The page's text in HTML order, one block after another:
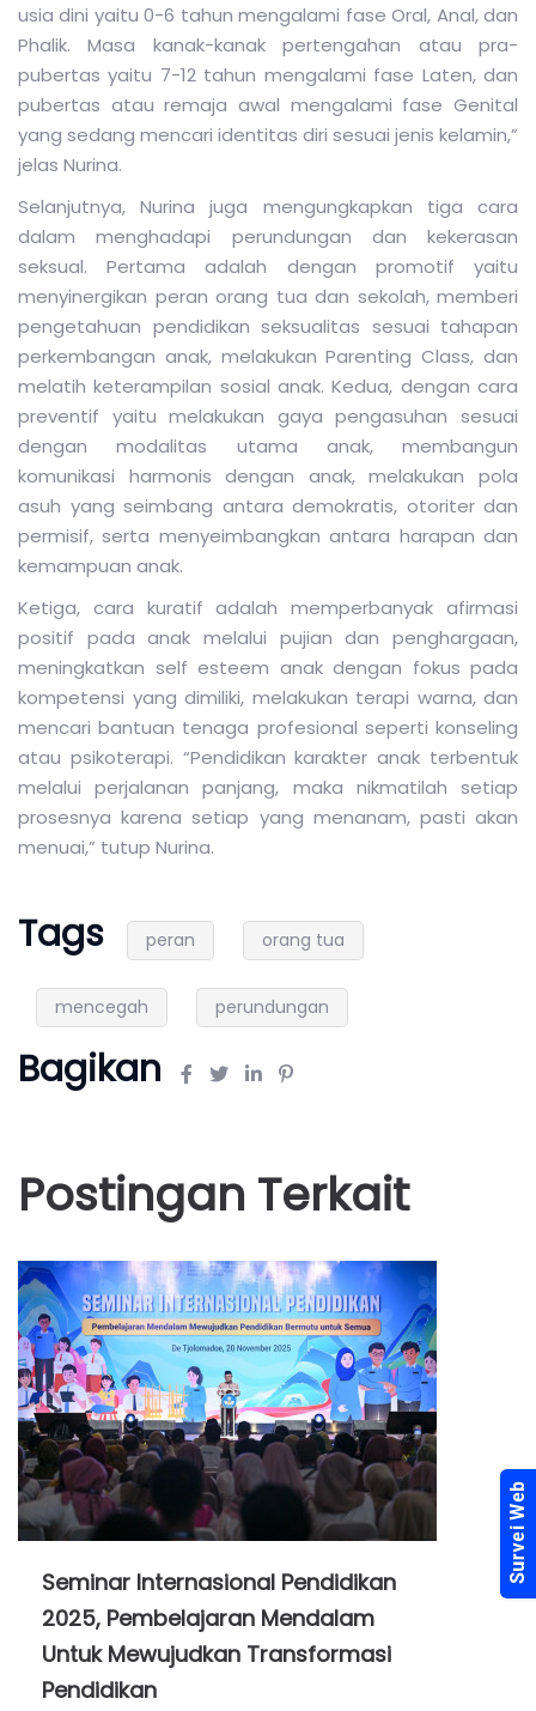
usia dini yaitu 0-6 tahun mengalami fase Oral, Anal, dan
Phalik. Masa kanak-kanak pertengahan atau pra-
pubertas yaitu 7-12 tahun mengalami fase Laten, dan
pubertas atau remaja awal mengalami fase Genital
yang sedang mencari identitas diri sesuai jenis kelamin,”
jelas Nurina.
Selanjutnya, Nurina juga mengungkapkan tiga cara
dalam menghadapi perundungan dan kekerasan
seksual. Pertama adalah dengan promotif yaitu
menyinergikan peran orang tua dan sekolah, memberi
pengetahuan pendidikan seksualitas sesuai tahapan
perkembangan anak, melakukan Parenting Class, dan
melatih keterampilan sosial anak. Kedua, dengan cara
preventif yaitu melakukan gaya pengasuhan sesuai
dengan modalitas utama anak, membangun
komunikasi harmonis dengan anak, melakukan pola
asuh yang seimbang antara demokratis, otoriter dan
permisif, serta menyeimbangkan antara harapan dan
kemampuan anak.
Ketiga, cara kuratif adalah memperbanyak afirmasi
positif pada anak melalui pujian dan penghargaan,
meningkatkan self esteem anak dengan fokus pada
kompetensi yang dimiliki, melakukan terapi warna, dan
mencari bantuan tenaga profesional seperti konseling
atau psikoterapi. “Pendidikan karakter anak terbentuk
melalui perjalanan panjang, maka nikmatilah setiap
prosesnya karena setiap yang menanam, pasti akan
menuai,” tutup Nurina.
Tags peran orang tua
mencegah perundungan
Bagikan
Postingan Terkait
Seminar Internasional Pendidikan
2025, Pembelajaran Mendalam
Untuk Mewujudkan Transformasi
Pendidikan